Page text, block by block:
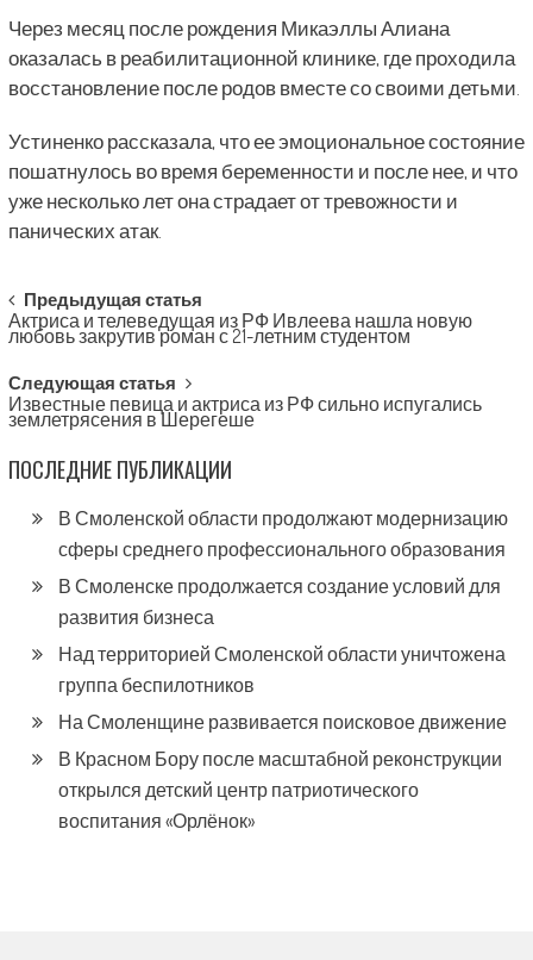
Через месяц после рождения Микаэллы Алиана
оказалась в реабилитационной клинике, где проходила
восстановление после родов вместе со своими детьми.
Устиненко рассказала, что ее эмоциональное состояние
пошатнулось во время беременности и после нее, и что
уже несколько лет она страдает от тревожности и
панических атак.
Post
navigation
Предыдущая статья
Актриса и телеведущая из РФ Ивлеева нашла новую
любовь закрутив роман с 21-летним студентом
Следующая статья
Известные певица и актриса из РФ сильно испугались
землетрясения в Шерегеше
ПОСЛЕДНИЕ ПУБЛИКАЦИИ
В Смоленской области продолжают модернизацию
сферы среднего профессионального образования
В Смоленске продолжается создание условий для
развития бизнеса
Над территорией Смоленской области уничтожена
группа беспилотников
На Смоленщине развивается поисковое движение
В Красном Бору после масштабной реконструкции
открылся детский центр патриотического
воспитания «Орлёнок»